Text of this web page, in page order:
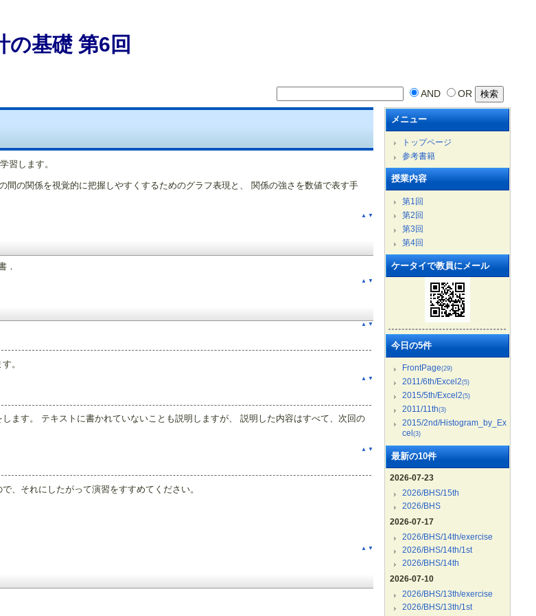
の基礎 第6回
AND OR
習します。
の関係を視覚的に把握しやすくするためのグラフ表現と、 関係の強さを数値で表す手
▲ ▼
．
▲ ▼
▲ ▼
。
▲ ▼
ます。 テキストに書かれていないことも説明しますが、 説明した内容はすべて、次回の
▲ ▼
、それにしたがって演習をすすめてください。
▲ ▼
メニュー
トップページ
参考書籍
授業内容
第1回
第2回
第3回
第4回
ケータイで教員にメール
今日の5件
FrontPage(29)
2011/6th/Excel2(5)
2015/5th/Excel2(5)
2011/11th(3)
2015/2nd/Histogram_by_Ex
cel(3)
最新の10件
2026-07-23
2026/BHS/15th
2026/BHS
2026-07-17
2026/BHS/14th/exercise
2026/BHS/14th/1st
2026/BHS/14th
2026-07-10
2026/BHS/13th/exercise
2026/BHS/13th/1st